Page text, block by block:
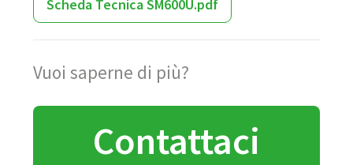
Scheda Tecnica SM600U.pdf
Vuoi saperne di più?
Contattaci